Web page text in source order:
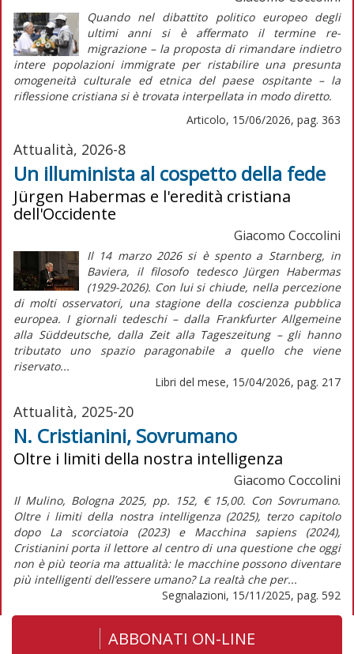
Quando nel dibattito politico europeo degli
ultimi anni si è affermato il termine re-
migrazione– la proposta di rimandare indietro
intere popolazioni immigrate per ristabilire una presunta
omogeneità culturale ed etnica del paese ospitante – la
riflessione cristiana si è trovata interpellata in modo diretto.
Articolo, 15/06/2026, pag. 363
Attualità, 2026-8
Un illuminista al cospetto della fede
Jürgen Habermas e l'eredità cristiana
dell'Occidente
Giacomo Coccolini
Il 14 marzo 2026 si è spento a Starnberg, in
Baviera, il filosofo tedesco Jürgen Habermas
(1929-2026). Con lui si chiude, nella percezione
di molti osservatori, una stagione della coscienza pubblica
europea. I giornali tedeschi – dalla Frankfurter Allgemeine
alla Süddeutsche, dalla Zeit alla Tageszeitung – gli hanno
tributato uno spazio paragonabile a quello che viene
riservato...
Libri del mese, 15/04/2026, pag. 217
Attualità, 2025-20
N. Cristianini, Sovrumano
Oltre i limiti della nostra intelligenza
Giacomo Coccolini
Il Mulino, Bologna 2025, pp. 152, € 15,00. Con Sovrumano.
Oltre i limiti della nostra intelligenza (2025), terzo capitolo
dopo La scorciatoia (2023) e Macchina sapiens (2024),
Cristianini porta il lettore al centro di una questione che oggi
non è più teoria ma attualità: le macchine possono diventare
più intelligenti dell’essere umano? La realtà che per...
Segnalazioni, 15/11/2025, pag. 592
ABBONATI ON-LINE